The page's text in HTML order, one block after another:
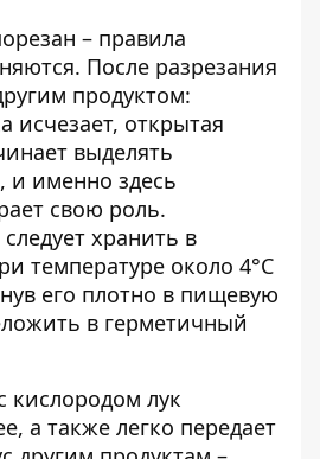
– правила
После разрезания
продуктом:
исчезает, открытая
выделять
и именно здесь
свою роль.
хранить в
температуре около 4°C
его плотно в пищевую
в герметичный
кислородом лук
а также легко передает